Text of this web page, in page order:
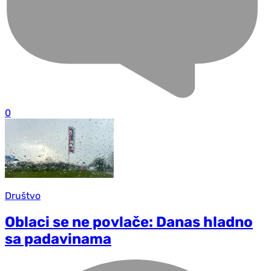
0
Društvo
Oblaci se ne povlače: Danas hladno
sa padavinama